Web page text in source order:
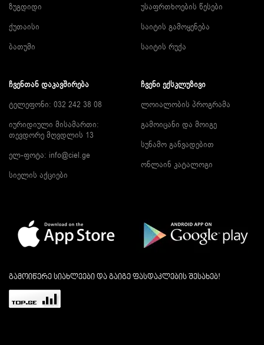
ზუგდიდი
ქუთაისი
ბათუმი
უსაფრთხოების წესები
საიტის გამოყენება
საიტის რუქა
ᲩᲕᲔᲜᲗᲐᲜ ᲓᲐᲙᲐᲕᲨᲘᲠᲔᲑᲐ
ტელეფონი: 032 242 38 08
იურიდიული მისამართი:
თევდორე მღვდლის 13
ელ-ფოტა: info@ciel.ge
სიელის აქციები
ᲩᲕᲔᲜᲘ ᲔᲥᲡᲙᲚᲣᲖᲘᲕᲘ
ლოიალობის პროგრამა
გამოიცანი და მოიგე
სუნამო განვადებით
ონლაინ კატალოგი
გამოიწერე სიახლეები და გაიგე ფასდაკლების შესახებ!